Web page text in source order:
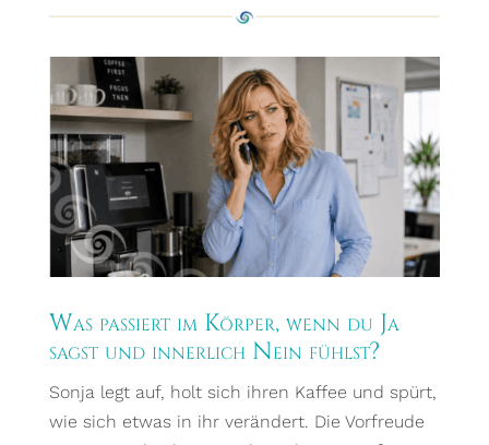
Was passiert im Körper, wenn du Ja
sagst und innerlich Nein fühlst?
Sonja legt auf, holt sich ihren Kaffee und spürt,
wie sich etwas in ihr verändert. Die Vorfreude